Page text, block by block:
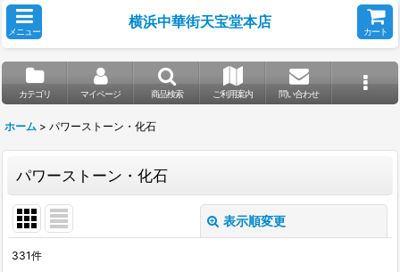
メニュー
横浜中華街天宝堂本店
カート
カテゴリ マイページ 商品検索 ご利用案内 問い合わせ
ホーム > パワーストーン・化石
パワーストーン・化石
表示順変更
331件